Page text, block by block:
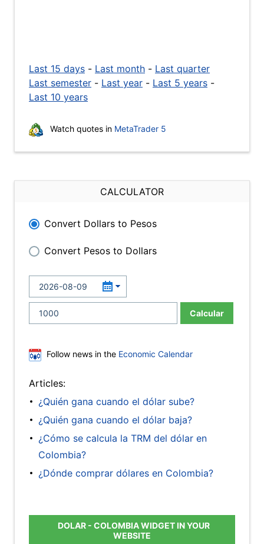
Last 15 days - Last month - Last quarter
Last semester - Last year - Last 5 years -
Last 10 years
Watch quotes in MetaTrader 5
CALCULATOR
Convert Dollars to Pesos
Convert Pesos to Dollars
Calcular
Follow news in the Economic Calendar
Articles:
¿Quién gana cuando el dólar sube?
¿Quién gana cuando el dólar baja?
¿Cómo se calcula la TRM del dólar en
Colombia?
¿Dónde comprar dólares en Colombia?
DOLAR - COLOMBIA WIDGET IN YOUR
WEBSITE